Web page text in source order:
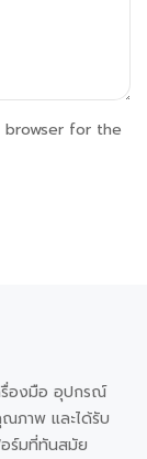
browser for the
รื่องมือ อุปกรณ์
ภาพ และได้รับ
อร์มที่ทันสมัย